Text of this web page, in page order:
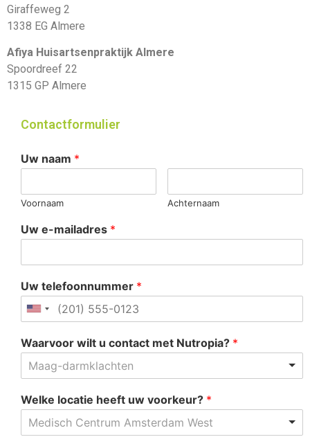
Giraffeweg 2
1338 EG Almere
Afiya Huisartsenpraktijk Almere
Spoordreef 22
1315 GP Almere
Contactformulier
Uw naam *
Voornaam Achternaam
Uw e-mailadres *
Uw telefoonnummer *
Waarvoor wilt u contact met Nutropia? *
Maag-darmklachten
Welke locatie heeft uw voorkeur? *
Medisch Centrum Amsterdam West